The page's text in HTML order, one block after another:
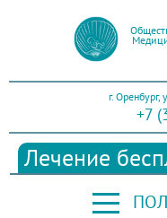
г.
+7
Лечение